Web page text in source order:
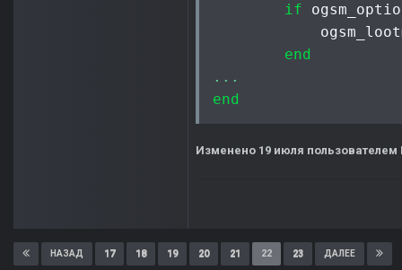
if
end
...
end
Изменено 19 июля пользователем
НАЗАД 17 18 19 20 21 22 23 ДАЛЕЕ